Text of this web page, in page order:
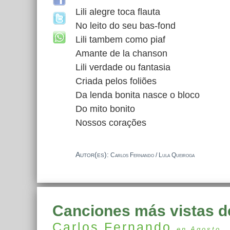
Lili alegre toca flauta
No leito do seu bas-fond
Lili tambem como piaf
Amante de la chanson
Lili verdade ou fantasia
Criada pelos foliões
Da lenda bonita nasce o bloco
Do mito bonito
Nossos corações
Autor(es): Carlos Fernando / Lula Queiroga
Canciones más vistas
Carlos Fernando